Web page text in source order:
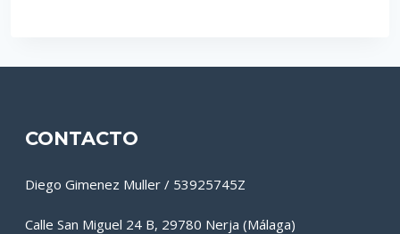
CONTACTO
Diego Gimenez Muller / 53925745Z
Calle San Miguel 24 B, 29780 Nerja (Málaga)